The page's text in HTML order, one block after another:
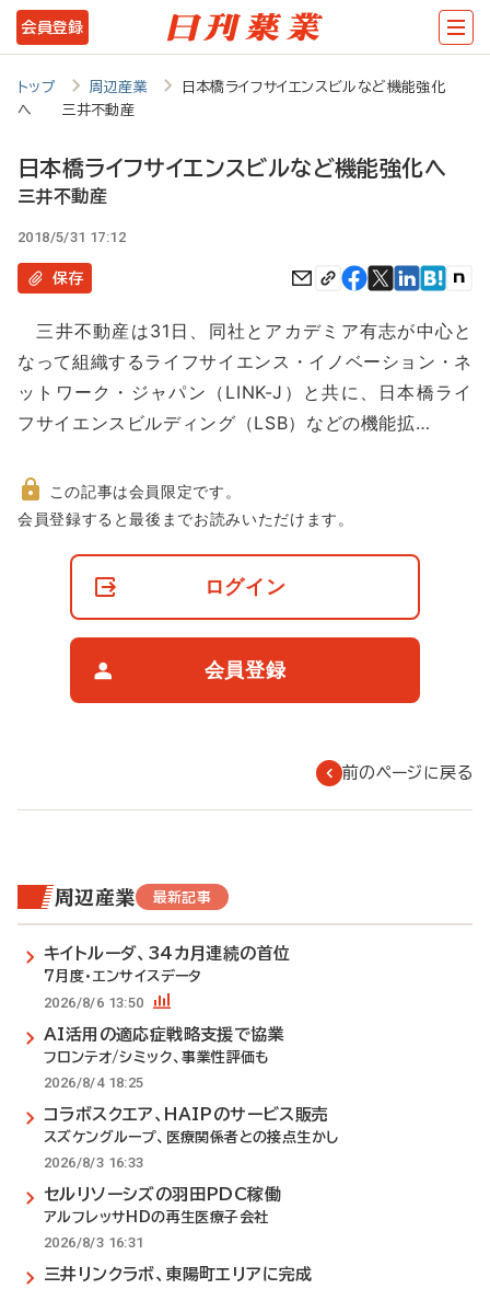
メ
イ
ツ
に
動
会員登録
トップ 周辺産業
日本橋ライフサイエンスビルなど機能強化
へ 三井不動産
日本橋ライフサイエンスビルなど機能強化へ
三井不動産
2018/5/31 17:12
保存
三井不動産は31日、同社とアカデミア有志が中心と
なって組織するライフサイエンス・イノベーション・ネ
ットワーク・ジャパン（LINK-J）と共に、日本橋ライ
フサイエンスビルディング（LSB）などの機能拡…
非
この記事は会員限定です。
会員登録すると最後までお読みいただけます。
ログイン
会員登録
前のページに戻る
周辺産業 最新記事
キイトルーダ、34カ月連続の首位
7月度・エンサイスデータ
2026/8/6 13:50
AI活用の適応症戦略支援で協業
フロンテオ/シミック、事業性評価も
2026/8/4 18:25
コラボスクエア、HAIPのサービス販売
スズケングループ、医療関係者との接点生かし
2026/8/3 16:33
セルリソーシズの羽田PDC稼働
アルフレッサHDの再生医療子会社
2026/8/3 16:31
三井リンクラボ、東陽町エリアに完成